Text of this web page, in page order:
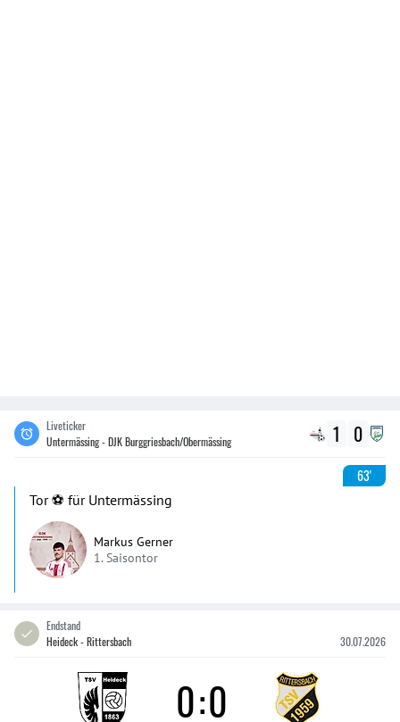
Liveticker
Untermässing - DJK Burggriesbach/Obermässing
1 0
63'
Tor ⚽️ für Untermässing
Markus Gerner
1. Saisontor
Endstand
Heideck - Rittersbach
30.07.2026
0:0